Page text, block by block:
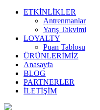
ETKİNLİKLER
Antrenmanlar
Yarış Takvimi
LOYALTY
Puan Tablosu
ÜRÜNLERİMİZ
Anasayfa
BLOG
PARTNERLER
İLETİŞİM